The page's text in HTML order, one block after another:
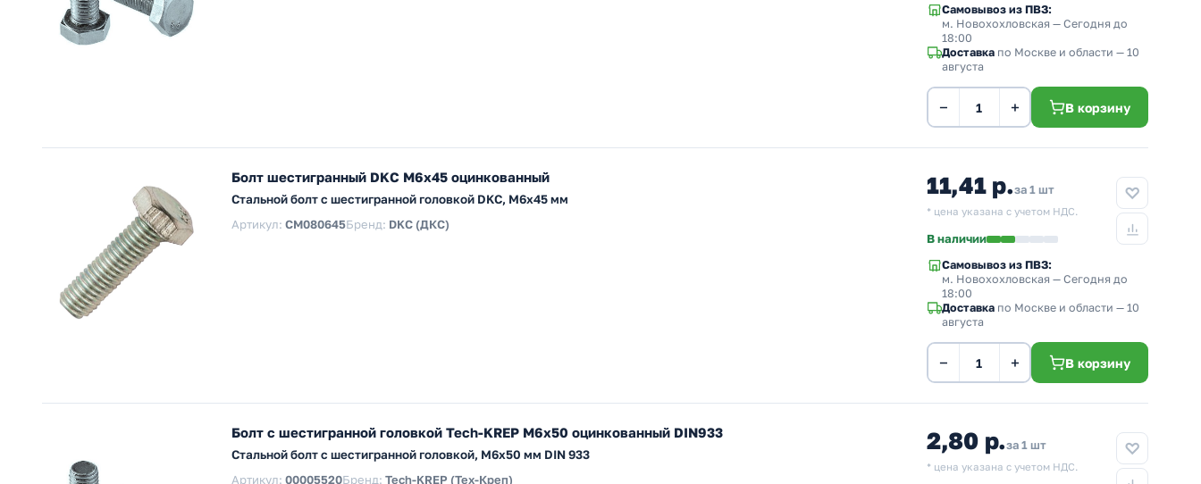
Самовывоз из ПВЗ:
м. Новохохловская — Сегодня до
18:00
Доставка по Москве и области — 10
августа
− + В корзину
Болт шестигранный DKC М6х45 оцинкованный
Стальной болт с шестигранной головкой DKC, М6x45 мм
Артикул: CM080645Бренд: DKC (ДКС)
11,41 р.за 1 шт
* цена указана с учетом НДС.
В наличии
Самовывоз из ПВЗ:
м. Новохохловская — Сегодня до
18:00
Доставка по Москве и области — 10
августа
− + В корзину
Болт с шестигранной головкой Tech-KREP М6х50 оцинкованный DIN933
Стальной болт с шестигранной головкой, M6x50 мм DIN 933
Артикул: 00005520Бренд: Tech-KREP (Тех-Креп)
2,80 р.за 1 шт
* цена указана с учетом НДС.